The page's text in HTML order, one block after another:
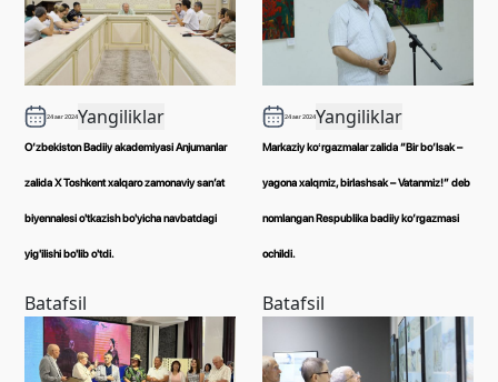
24 авг 2024Yangiliklar
O‘zbekiston Badiiy akademiyasi Anjumanlar
zalida X Toshkent xalqaro zamonaviy san’at
biyennalesi o'tkazish bo'yicha navbatdagi
yig'ilishi bo'lib o'tdi.
Batafsil
24 авг 2024Yangiliklar
Markaziy koʻrgazmalar zalida “Bir bo‘lsak –
yagona xalqmiz, birlashsak – Vatanmiz!” deb
nomlangan Respublika badiiy ko‘rgazmasi
ochildi.
Batafsil